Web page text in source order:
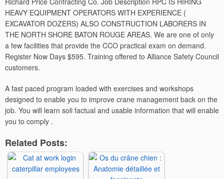
HEAVY EQUIPMENT OPERATORS WITH EXPERIENCE (
EXCAVATOR DOZERS) ALSO CONSTRUCTION LABORERS IN
THE NORTH SHORE BATON ROUGE AREAS. We are one of only
a few facilities that provide the CCO practical exam on demand.
Register Now Days $595. Training offered to Alliance Safety Council
customers.
A fast paced program loaded with exercises and workshops
designed to enable you to improve crane management back on the
job. You will learn soli factual and usable information that will enable
you to comply .
Related Posts: